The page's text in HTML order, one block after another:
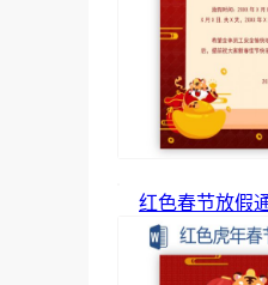
红色春节放假